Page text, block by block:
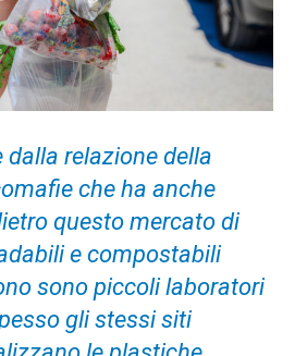
dalla relazione della
che ha anche
questo mercato di
e compostabili
sono piccoli laboratori
gli stessi siti